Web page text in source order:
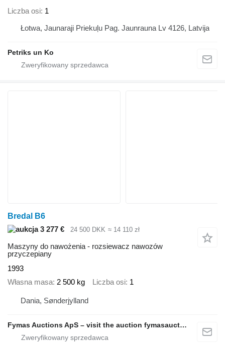
Liczba osi 1
Łotwa, Jaunaraji Priekuļu Pag. Jaunrauna Lv 4126, Latvija
Petriks un Ko
Bredal B6
3 277 €
24 500 DKK ≈ 14 110 zł
Maszyny do nawożenia - rozsiewacz nawozów
przyczepiany
1993
Własna masa 2 500 kg Liczba osi 1
Dania, Sønderjylland
Fymas Auctions ApS – visit the auction fymasauctions.dk